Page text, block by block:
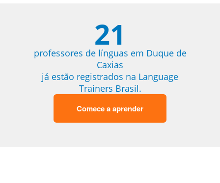
21
professores de línguas em Duque de
Caxias
já estão registrados na Language
Trainers Brasil.
Comece a aprender